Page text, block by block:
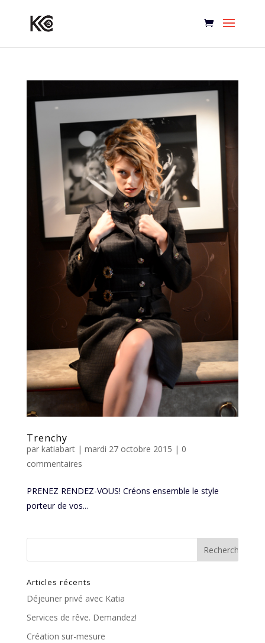
Trenchy
par katiabart| mardi 27 octobre 2015 | 0
commentaires
PRENEZ RENDEZ-VOUS! Créons ensemble le style
porteur de vos...
Articles récents
Déjeuner privé avec Katia
Services de rêve. Demandez!
Création sur-mesure